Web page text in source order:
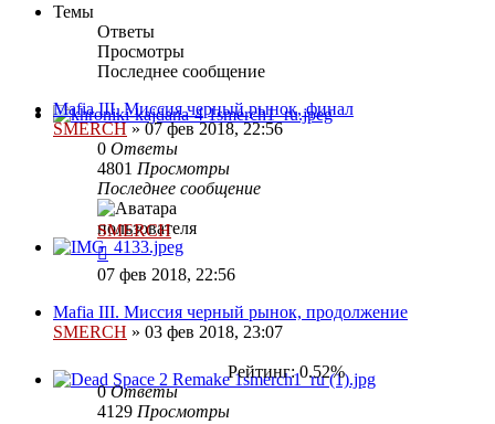
Темы
Ответы
Просмотры
Последнее сообщение
Mafia III. Миссия черный рынок, финал
SMERCH»07 фев 2018, 22:56
0 Ответы
4801 Просмотры
Последнее сообщение
SMERCH
07 фев 2018, 22:56
Mafia III. Миссия черный рынок, продолжение
SMERCH » 03 фев 2018, 23:07
Рейтинг: 0.52%
0Ответы
4129 Просмотры